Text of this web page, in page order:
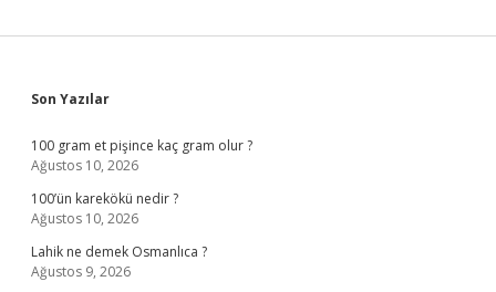
Sidebar
Son Yazılar
100 gram et pişince kaç gram olur ?
Ağustos 10, 2026
100’ün karekökü nedir ?
Ağustos 10, 2026
Lahik ne demek Osmanlıca ?
Ağustos 9, 2026